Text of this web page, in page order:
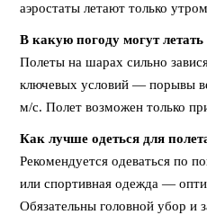
аэростаты летают только
В какую погоду могут
Полеты на шарах сильно
ключевых условий — порывы
м/с. Полет возможен только
Как лучше одеться для
Рекомендуется одеваться по
или спортивная одежда —
Обязательны головной убор и